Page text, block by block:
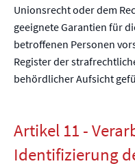
Unionsrecht oder dem
geeignete Garantien für
betroffenen Personen
Register der
behördlicher Aufsicht
Artikel 11 -
Identifizierung